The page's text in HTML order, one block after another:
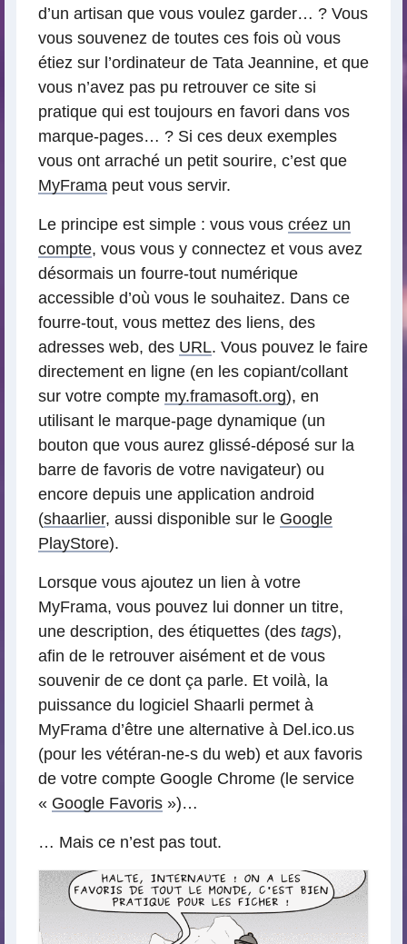
d’un artisan que vous voulez garder… ? Vous
vous souvenez de toutes ces fois où vous
étiez sur l’ordinateur de Tata Jeannine, et que
vous n’avez pas pu retrouver ce site si
pratique qui est toujours en favori dans vos
marque-pages… ? Si ces deux exemples
vous ont arraché un petit sourire, c’est que
MyFrama peut vous servir.
Le principe est simple : vous vous créez un
compte, vous vous y connectez et vous avez
désormais un fourre-tout numérique
accessible d’où vous le souhaitez. Dans ce
fourre-tout, vous mettez des liens, des
adresses web, des URL. Vous pouvez le faire
directement en ligne (en les copiant/collant
sur votre compte my.framasoft.org), en
utilisant le marque-page dynamique (un
bouton que vous aurez glissé-déposé sur la
barre de favoris de votre navigateur) ou
encore depuis une application android
(shaarlier, aussi disponible sur le Google
PlayStore).
Lorsque vous ajoutez un lien à votre
MyFrama, vous pouvez lui donner un titre,
une description, des étiquettes (des tags),
afin de le retrouver aisément et de vous
souvenir de ce dont ça parle. Et voilà, la
puissance du logiciel Shaarli permet à
MyFrama d’être une alternative à Del.ico.us
(pour les vétéran-ne-s du web) et aux favoris
de votre compte Google Chrome (le service
« Google Favoris »)…
… Mais ce n’est pas tout.